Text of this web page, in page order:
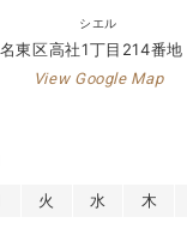
シエル
東区高社1丁目214番
View Google Map
火 水 木